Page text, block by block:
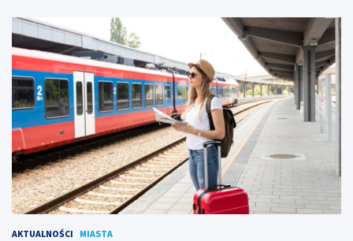
AKTUALNOŚCI MIASTA